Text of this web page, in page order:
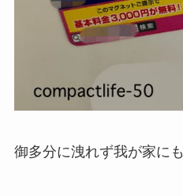
御多分に洩れず我が家に